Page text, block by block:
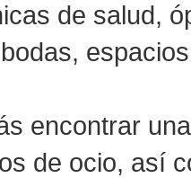
de salud,
encontrar
de ocio, así